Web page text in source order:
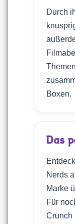
Durch
Boxen.
Das
Nerds
Marke
Für
Crunch